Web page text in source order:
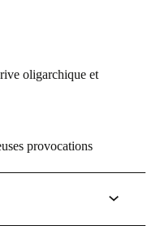
oligarchique et
provocations